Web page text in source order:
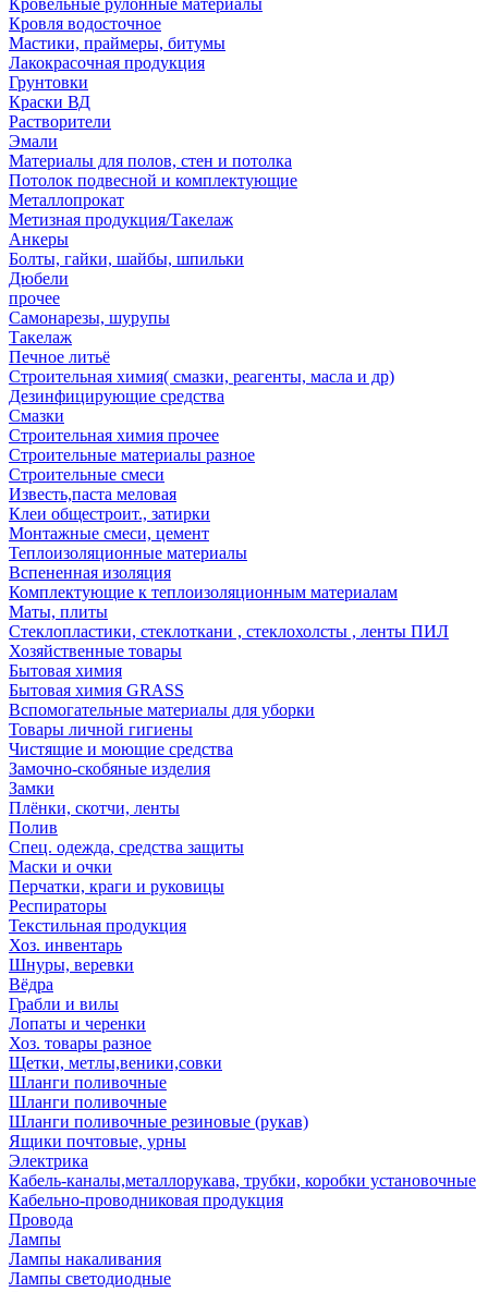
Кровельные рулонные материалы
Кровля водосточное
Мастики, праймеры, битумы
Лакокрасочная продукция
Грунтовки
Краски ВД
Растворители
Эмали
Материалы для полов, стен и потолка
Потолок подвесной и комплектующие
Металлопрокат
Метизная продукция/Такелаж
Анкеры
Болты, гайки, шайбы, шпильки
Дюбели
прочее
Самонарезы, шурупы
Такелаж
Печное литьё
Строительная химия( смазки, реагенты, масла и др)
Дезинфицирующие средства
Смазки
Строительная химия прочее
Строительные материалы разное
Строительные смеси
Известь,паста меловая
Клеи общестроит., затирки
Монтажные смеси, цемент
Теплоизоляционные материалы
Вспененная изоляция
Комплектующие к теплоизоляционным материалам
Маты, плиты
Стеклопластики, стеклоткани , стеклохолсты , ленты ПИЛ
Хозяйственные товары
Бытовая химия
Бытовая химия GRASS
Вспомогательные материалы для уборки
Товары личной гигиены
Чистящие и моющие средства
Замочно-скобяные изделия
Замки
Плёнки, скотчи, ленты
Полив
Спец. одежда, средства защиты
Маски и очки
Перчатки, краги и руковицы
Респираторы
Текстильная продукция
Хоз. инвентарь
Шнуры, веревки
Вёдра
Грабли и вилы
Лопаты и черенки
Хоз. товары разное
Щетки, метлы,веники,совки
Шланги поливочные
Шланги поливочные
Шланги поливочные резиновые (рукав)
Ящики почтовые, урны
Электрика
Кабель-каналы,металлорукава, трубки, коробки установочные
Кабельно-проводниковая продукция
Провода
Лампы
Лампы накаливания
Лампы светодиодные